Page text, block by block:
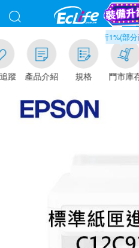
蹤 產品介紹 規格
滿千元門市取貨現折1%(部分
門市庫